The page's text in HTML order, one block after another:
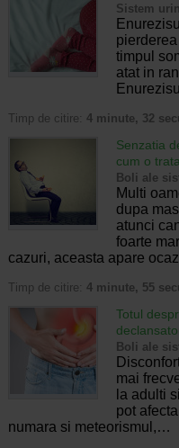
Sistem
timpul
atat in
Timp de citire: 4 minute, 32
Senzatia
cum o
Boli ale
Multi
dupa
atunci
foarte
cazuri, aceasta apare
Timp de citire: 4 minute, 55
Totul
Boli ale
mai
la adulti
pot
numara si meteorismul,…